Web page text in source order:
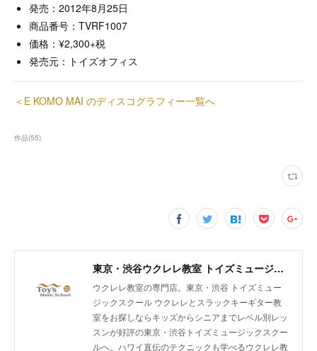
発売：2012年8月25日
商品番号：TVRF1007
価格：¥2,300+税
発売元：トイズオフィス
＜E KOMO MAI のディスコグラフィー一覧へ
作品(55)
東京・渋谷ウクレレ教室 トイズミュージックスクール｜体験レッスン実施中！
ウクレレ教室の専門店。東京・渋谷 トイズミュー
ジックスクール ウクレレとスラックキーギター教
室をお探しならキッズからシニアまでレベル別レッ
スンが好評の東京・渋谷トイズミュージックスクー
ルへ。ハワイ直伝のテクニックも学べるウクレレ教